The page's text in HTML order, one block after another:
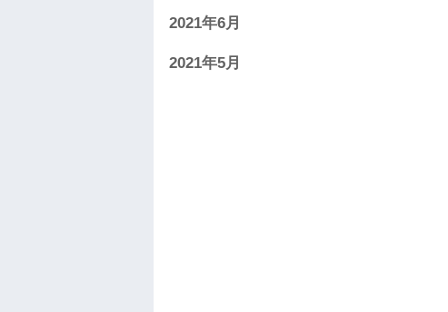
2021年6月
2021年5月